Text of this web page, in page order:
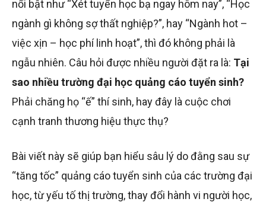
nổi bật như “Xét tuyển học bạ ngay hôm nay”, “Học
ngành gì không sợ thất nghiệp?”, hay “Ngành hot –
việc xịn – học phí linh hoạt”, thì đó không phải là
ngẫu nhiên. Câu hỏi được nhiều người đặt ra là: Tại
sao nhiều trường đại học quảng cáo tuyển sinh?
Phải chăng họ “ế” thí sinh, hay đây là cuộc chơi
cạnh tranh thương hiệu thực thụ?
Bài viết này sẽ giúp bạn hiểu sâu lý do đằng sau sự
“tăng tốc” quảng cáo tuyển sinh của các trường đại
học, từ yếu tố thị trường, thay đổi hành vi người học,